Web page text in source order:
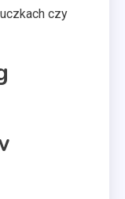
czy